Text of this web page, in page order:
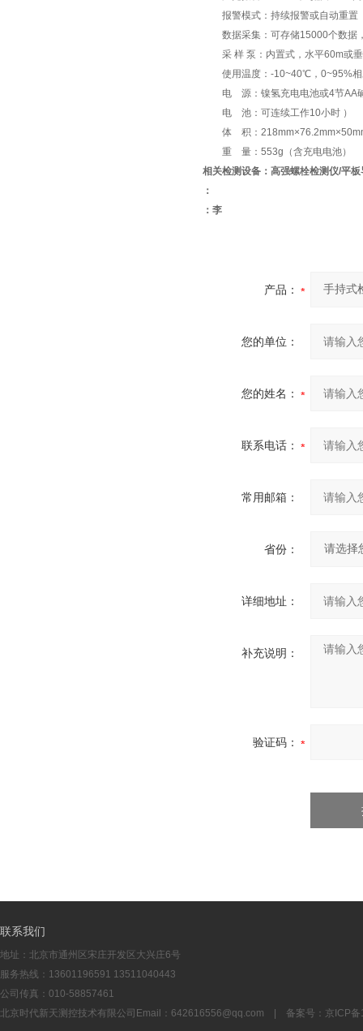
报警模式：持续报警或自动重置
数据采集：可存储15000个数据，
采 样 泵：内置式，水平60m或垂
使用温度：-10~40℃，0~95%相
电 源：镍氢充电电池或4节AA
电 池：可连续工作10小时 ）
体 积：
重 量：553g（含充电电池）
相关检测设备：高强螺栓检测仪/平
：
：李
产品：
您的单位：
您的姓名：
联系电话：
常用邮箱：
省份：
详细地址：
补充说明：
验证码：
联系我们
地址：北京市通州区宋庄开发区大兴庄6号
服务热线：13601196591 13511040443
公司传真：010-58857461
北京时代新天测控技术有限公司Email： 642616556@qq.com | 备案号： 京ICP